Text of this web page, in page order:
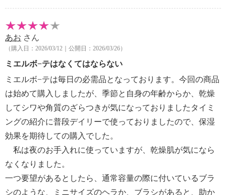
汁、グリセリン、ローヤルゼリーエキス、アルニカ花
エキス、カミツレ花エキス、アカツメクサ花エキス、
ソメイヨシノ葉エキス、レシチン、酸化鉄
【使用上の注意事項】
・お肌／唇に合わない場合、異常がある場合は使用を
中止して下さい。
・目に入ったときは、直ちに洗い流して下さい。違和
感が残る場合は、眼科医に相談して下さい。
・使用後は、必ずしっかりフタをしめて下さい。
・乳幼児の手の届かない場所に保管して下さい。
・極端に高温又は低温の場所、直射日光のあたる場所
には保管しないで下さい。
【使用期限の記載】
・なし
あお さん
（購入日：2026/03/12｜公開日：2026/03/26）
ミエルボ−テはなくてはならない
ミエルボ−テは毎日の必需品となっております。今回の商品
は始めて購入しましたが、季節と自身の年齢からか、乾燥
してシワや角質のざらつきが気になっておりましたタイミ
ングの紹介に普段デイリーで使っておりましたので、保湿
効果を期待しての購入でした。
私は夜のお手入れに使っていますが、乾燥肌が気になら
なくなりました。
一つ要望があるとしたら、通常容量の際に付いているブラ
シのような、ミニサイズのヘラか、ブラシがあると、助か